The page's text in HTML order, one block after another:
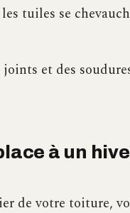
tuiles se
et des
à un
de votre toiture,